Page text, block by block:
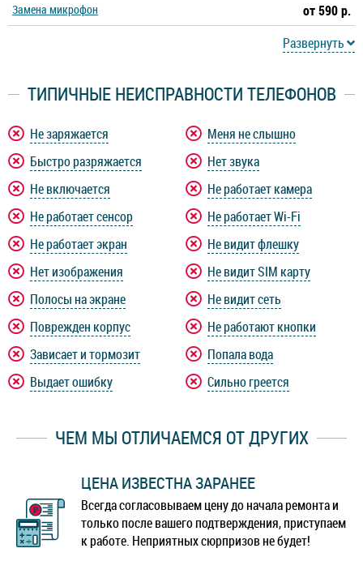
Замена микрофон
от 590 р.
Развернуть
ТИПИЧНЫЕ НЕИСПРАВНОСТИ ТЕЛЕФОНОВ
Не заряжается
Быстро разряжается
Не включается
Не работает сенсор
Не работает экран
Нет изображения
Полосы на экране
Поврежден корпус
Зависает и тормозит
Выдает ошибку
Меня не слышно
Нет звука
Не работает камера
Не работает Wi-Fi
Не видит флешку
Не видит SIM карту
Не видит сеть
Не работают кнопки
Попала вода
Сильно греется
ЧЕМ МЫ ОТЛИЧАЕМСЯ ОТ ДРУГИХ
ЦЕНА ИЗВЕСТНА ЗАРАНЕЕ
Всегда согласовываем цену до начала ремонта и
только после вашего подтверждения, приступаем
к работе. Неприятных сюрпризов не будет!